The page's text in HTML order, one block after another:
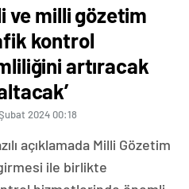
ve milli gözetim
kontrol
artıracak
2024 00:18
açıklamada Milli Gözetim
ile birlikte